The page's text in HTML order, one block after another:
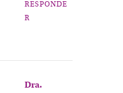
RESPONDE
R
Dra.